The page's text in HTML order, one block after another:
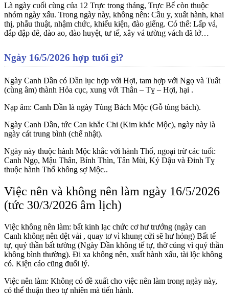
Là ngày cuối cùng của 12 Trực trong tháng, Trực Bế còn thuộc
nhóm ngày xấu. Trong ngày này, không nên: Cầu y, xuất hành, khai
thị, phẫu thuật, nhậm chức, khiếu kiện, đào giếng. Có thể: Lấp vá,
đắp đập đê, đào ao, đào huyệt, tư tế, xây vá tường vách đã lở…
Ngày 16/5/2026 hợp tuổi gì?
Ngày Canh Dần có Dần lục hợp với Hợi, tam hợp với Ngọ và Tuất
(cùng âm) thành Hỏa cục, xung với Thân – Tỵ – Hợi, hại .
Nạp âm: Canh Dần là ngày Tùng Bách Mộc (Gỗ tùng bách).
Ngày Canh Dần, tức Can khắc Chi (Kim khắc Mộc), ngày này là
ngày cát trung bình (chế nhật).
Ngày này thuộc hành Mộc khắc với hành Thổ, ngoại trừ các tuổi:
Canh Ngọ, Mậu Thân, Bính Thìn, Tân Mùi, Kỷ Dậu và Đinh Tỵ
thuộc hành Thổ không sợ Mộc..
Việc nên và không nên làm ngày 16/5/2026
(tức 30/3/2026 âm lịch)
Việc không nên làm: bất kinh lạc chức cơ hư trướng (ngày can
Canh không nên dệt vải , quay tơ vì khung cửi sẽ hư hỏng) Bất tế
tự, quỷ thần bất tường (Ngày Dần không tế tự, thờ cúng vì quỷ thần
không bình thường). Đi xa không nên, xuất hành xấu, tài lộc không
có. Kiện cáo cũng đuối lý.
Việc nên làm: Không có đề xuất cho việc nên làm trong ngày này,
có thể thuận theo tự nhiên mà tiến hành.